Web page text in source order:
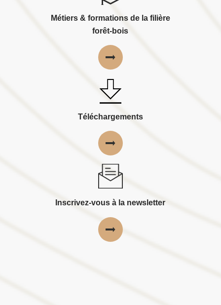
Métiers & formations de la filière
forêt-bois
Téléchargements
Inscrivez-vous à la newsletter